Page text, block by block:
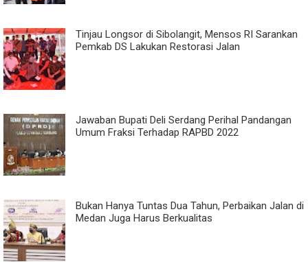
Tinjau Longsor di Sibolangit, Mensos RI Sarankan
Pemkab DS Lakukan Restorasi Jalan
Jawaban Bupati Deli Serdang Perihal Pandangan
Umum Fraksi Terhadap RAPBD 2022
Bukan Hanya Tuntas Dua Tahun, Perbaikan Jalan di
Medan Juga Harus Berkualitas